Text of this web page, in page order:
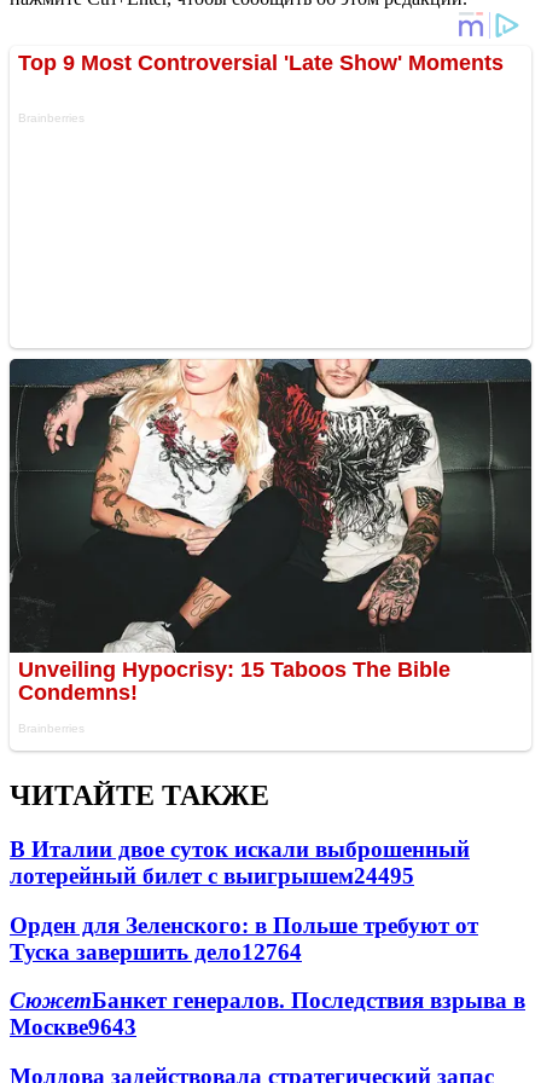
ЧИТАЙТЕ ТАКЖЕ
В Италии двое суток искали выброшенный
лотерейный билет с выигрышем24495
Орден для Зеленского: в Польше требуют от
Туска завершить дело12764
СюжетБанкет генералов. Последствия взрыва в
Москве9643
Молдова задействовала стратегический запас